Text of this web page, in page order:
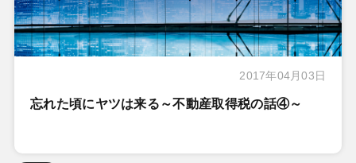
2017年04月03日
忘れた頃にヤツは来る～不動産取得税の話④～